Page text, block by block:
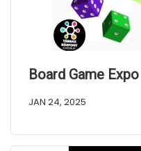
Board Game Expo
JAN 24, 2025